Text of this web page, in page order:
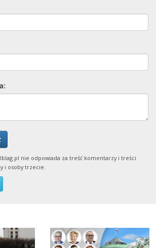
nie odpowiada za treść komentarzy i treści
i osoby trzecie.